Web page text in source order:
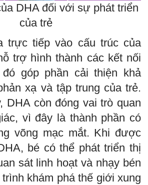
DHA đối với sự phát triển
của trẻ
trực tiếp vào cấu trúc của
trợ hình thành các kết nối
góp phần cải thiện khả
xạ và tập trung của trẻ.
DHA còn đóng vai trò quan
vì đây là thành phần có
võng mạc mắt. Khi được
bé có thể phát triển thị
sát linh hoạt và nhạy bén
khám phá thế giới xung